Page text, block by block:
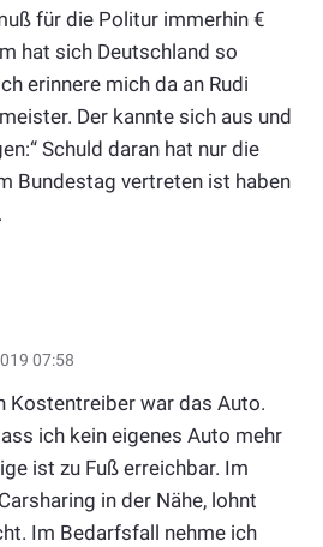
für die Politur immerhin €
hat sich Deutschland so
erinnere mich da an Rudi
Der kannte sich aus und
Schuld daran hat nur die
Bundestag vertreten ist haben
07:58
Kostentreiber war das Auto.
ich kein eigenes Auto mehr
ist zu Fuß erreichbar. Im
in der Nähe, lohnt
Im Bedarfsfall nehme ich